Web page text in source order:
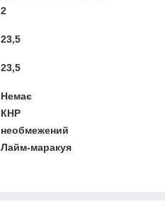
2
23,5
23,5
Немає
КНР
необмежений
Лайм-маракуя